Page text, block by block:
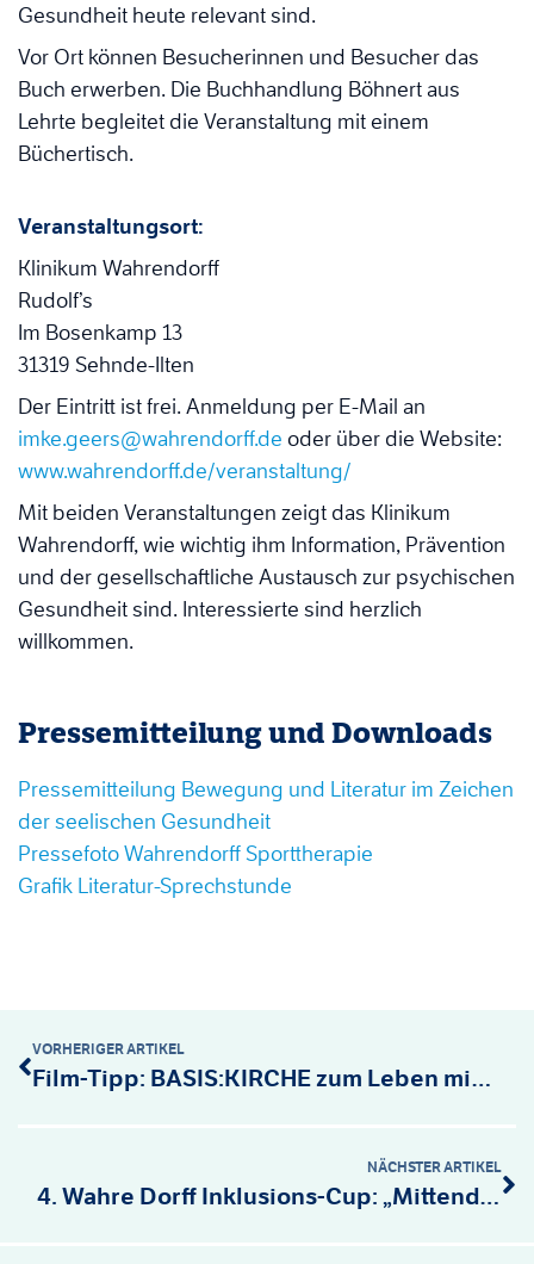
Gesundheit heute relevant sind.
Vor Ort können Besucherinnen und Besucher das
Buch erwerben. Die Buchhandlung Böhnert aus
Lehrte begleitet die Veranstaltung mit einem
Büchertisch.
Veranstaltungsort:
Klinikum Wahrendorff
Rudolf’s
Im Bosenkamp 13
31319 Sehnde-Ilten
Der Eintritt ist frei. Anmeldung per E-Mail an
imke.geers@wahrendorff.de oder über die Website:
www.wahrendorff.de/veranstaltung/
Mit beiden Veranstaltungen zeigt das Klinikum
Wahrendorff, wie wichtig ihm Information, Prävention
und der gesellschaftliche Austausch zur psychischen
Gesundheit sind. Interessierte sind herzlich
willkommen.
Pressemitteilung und Downloads
Pressemitteilung Bewegung und Literatur im Zeichen
der seelischen Gesundheit
Pressefoto Wahrendorff Sporttherapie
Grafik Literatur-Sprechstunde
VORHERIGER ARTIKEL
Film-Tipp: BASIS:KIRCHE zum Leben mit Schizophrenie
NÄCHSTER ARTIKEL
4. Wahre Dorff Inklusions-Cup: „Mittendrin statt außen vor!“